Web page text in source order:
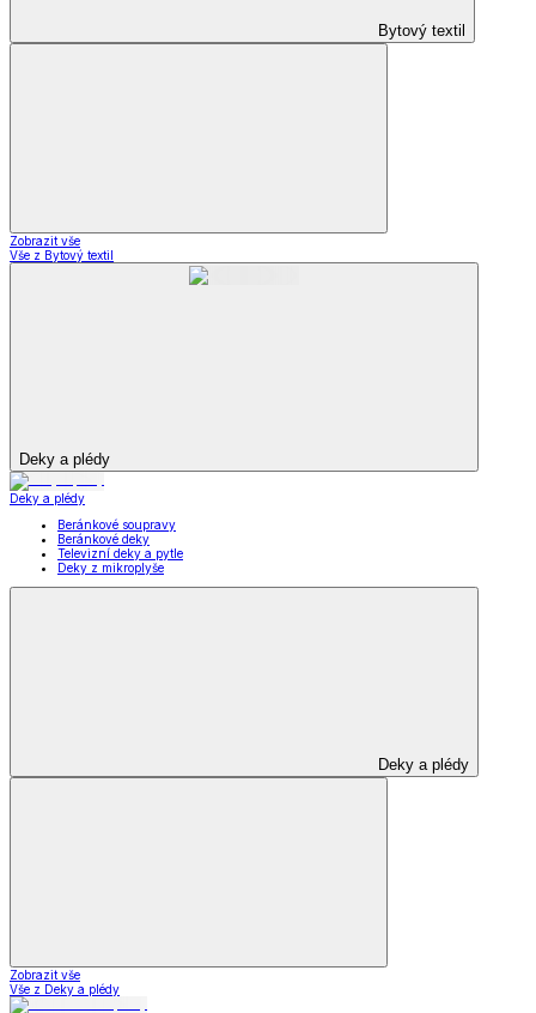
Bytový textil
Zobrazit vše
Vše z Bytový textil
Deky a plédy
Deky a plédy
Beránkové soupravy
Beránkové deky
Televizní deky a pytle
Deky z mikroplyše
Deky a plédy
Zobrazit vše
Vše z Deky a plédy